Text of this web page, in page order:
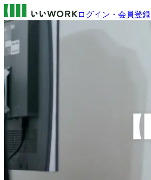
ログイン・会員登録